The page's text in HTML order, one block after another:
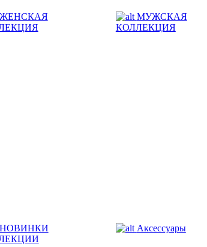
ЖЕНСКАЯ
МУЖСКАЯ
КОЛЛЕКЦИЯ
НОВИНКИ
Аксессуары